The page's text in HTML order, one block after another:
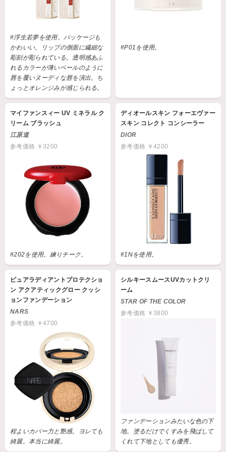
#浮生若夢を使用。パッケージも
かわいい。リップの側面に繊細な
彫刻が彫られている。透明感あふ
れるカラーが薄いベールのように
唇を覆いヌーディな唇を演出。ち
ょっとオレンジみが感じられる。
#P01を使用。
マイファンスィー UV ミネラル ク
リーム ブラッシュ
江原道
参考価格 ￥3200
#202を使用。練りチーク。
ディオールスキン フォーエヴァー
スキン コレクト コンシーラー
DIOR
参考価格 ￥4200
#1Nを使用。
ピュアラディアントプロテクショ
ン アクアティックグロー クッシ
ョンファンデーション
NARS
参考価格 ￥4700
程よいカバー力と艶感。ヨレても
綺麗。本当に綺麗。
シルキースムースUVカットクリ
ーム
STAR OF THE COLOR
参考価格 ￥3800
ファンデーションみたいな色の下
地。塗るだけでくすみを飛ばして
くれて下地としても優秀。